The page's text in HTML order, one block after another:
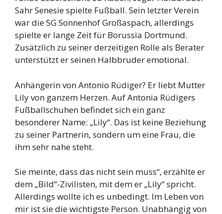
Sahr Senesie spielte Fußball. Sein letzter Verein
war die SG Sonnenhof Großaspach, allerdings
spielte er lange Zeit für Borussia Dortmund.
Zusätzlich zu seiner derzeitigen Rolle als Berater
unterstützt er seinen Halbbruder emotional.
Anhängerin von Antonio Rüdiger? Er liebt Mutter
Lily von ganzem Herzen. Auf Antonia Rüdigers
Fußballschuhen befindet sich ein ganz
besonderer Name: „Lily“. Das ist keine Beziehung
zu seiner Partnerin, sondern um eine Frau, die
ihm sehr nahe steht.
Sie meinte, dass das nicht sein muss“, erzählte er
dem „Bild“-Zivilisten, mit dem er „Lily“ spricht.
Allerdings wollte ich es unbedingt. Im Leben von
mir ist sie die wichtigste Person. Unabhängig von